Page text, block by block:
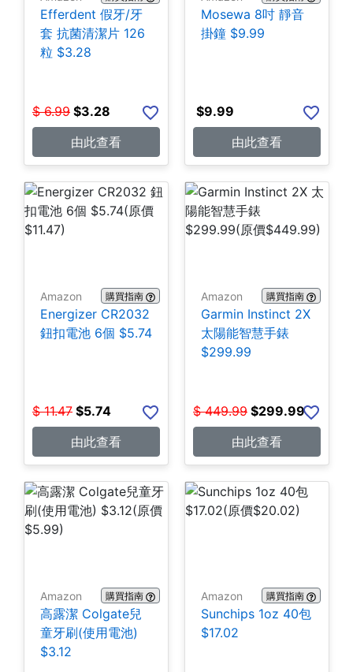
Efferdent 假牙/牙
套 抗菌清潔片 126
粒 $3.28
$ 6.99 $3.28
由此查看
Mosewa 8吋 靜音
掛鐘 $9.99
$9.99
由此查看
Amazon 購買指南
Energizer CR2032
鈕扣電池 6個 $5.74
$ 11.47 $5.74
由此查看
Amazon 購買指南
Garmin Instinct 2X
太陽能智慧手錶
$299.99
$ 449.99 $299.99
由此查看
Amazon 購買指南
高露潔 Colgate兒
童牙刷(使用電池)
$3.12
Amazon 購買指南
Sunchips 1oz 40包
$17.02